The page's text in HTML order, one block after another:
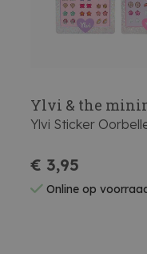
Ylvi & the
Ylvi Sticker
€ 3,95
Online op